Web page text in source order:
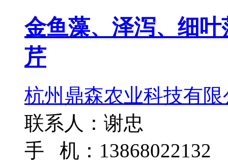
金鱼藻、泽泻、细
芹
杭州鼎森农业科技有限
联系人：谢忠
手 机：13868022132